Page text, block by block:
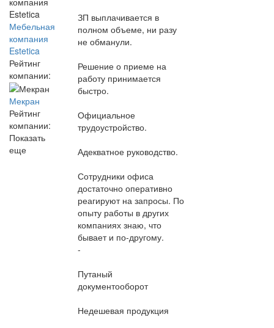
Мебельная
компания
Estetica
Рейтинг
компании:
Мекран
Рейтинг
компании:
Показать
еще
ЗП выплачивается в
полном объеме, ни разу
не обманули.
Решение о приеме на
работу принимается
быстро.
Официальное
трудоустройство.
Адекватное руководство.
Сотрудники офиса
достаточно оперативно
реагируют на запросы. По
опыту работы в других
компаниях знаю, что
бывает и по-другому.
-
Путаный
документооборот
Недешевая продукция